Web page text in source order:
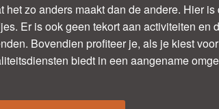
zo anders maakt dan de andere. Hier
Er is ook geen tekort aan activiteiten en
Bovendien profiteer je, als je kiest
biedt in een aangename